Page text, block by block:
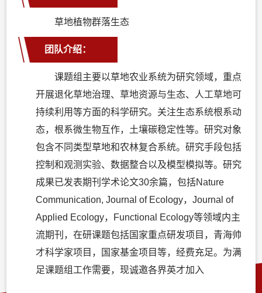
草地植物群落生态
团队介绍：
课题组主要以草地农业系统为研究领域，重点
开展退化草地治理、草地资源与生态、人工草地可
持续利用等方面的科学研究。关注生态系统根系动
态，根系微生物互作，土壤碳稳定性等。研究对象
包含不同类型草地和农林复合系统。研究手段包括
控制和观测实验、数据整合以及模型模拟等。研究
成果已发表期刊学术论文30余篇，包括Nature
Communication, Journal of Ecology，Journal of
Applied Ecology，Functional Ecology等领域内主
流期刊，在研课题包括国家重点研发项目，青海帅
才科学家项目，国家基金项目等，经费充足。为满
足课题组工作需要，现诚邀各界英才加入